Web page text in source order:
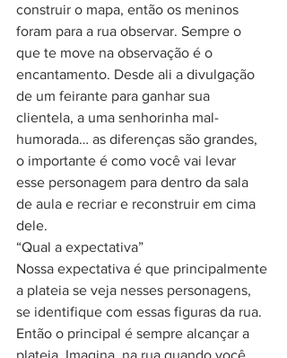
construir o mapa, então os meninos
foram para a rua observar. Sempre o
que te move na observação é o
encantamento. Desde ali a divulgação
de um feirante para ganhar sua
clientela, a uma senhorinha mal-
humorada… as diferenças são grandes,
o importante é como você vai levar
esse personagem para dentro da sala
de aula e recriar e reconstruir em cima
dele.
“Qual a expectativa”
Nossa expectativa é que principalmente
a plateia se veja nesses personagens,
se identifique com essas figuras da rua.
Então o principal é sempre alcançar a
plateia. Imagina, na rua quando você